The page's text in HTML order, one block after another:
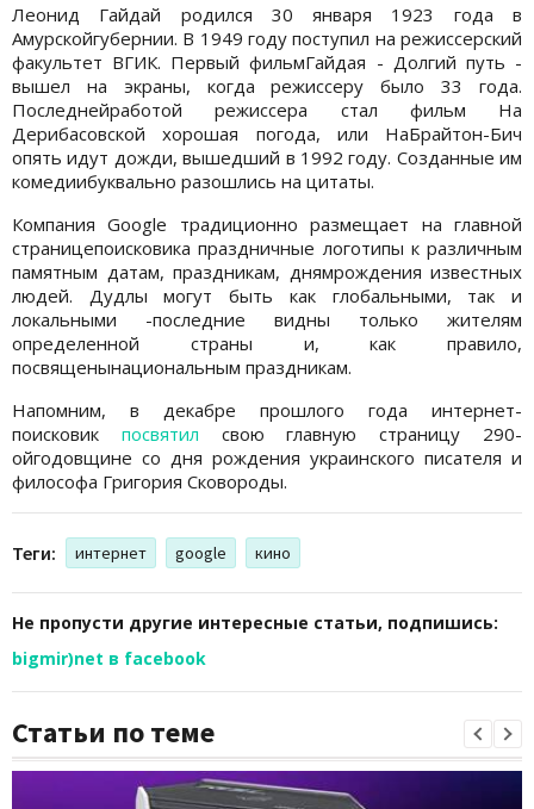
Леонид Гайдай родился 30 января 1923 года в
Амурскойгубернии. В 1949 году поступил на режиссерский
факультет ВГИК. Первый фильмГайдая - Долгий путь -
вышел на экраны, когда режиссеру было 33 года.
Последнейработой режиссера стал фильм На
Дерибасовской хорошая погода, или НаБрайтон-Бич
опять идут дожди, вышедший в 1992 году. Созданные им
комедиибуквально разошлись на цитаты.
Компания Google традиционно размещает на главной
страницепоисковика праздничные логотипы к различным
памятным датам, праздникам, днямрождения известных
людей. Дудлы могут быть как глобальными, так и
локальными -последние видны только жителям
определенной страны и, как правило,
посвященынациональным праздникам.
Напомним, в декабре прошлого года интернет-
поисковик посвятил свою главную страницу 290-
ойгодовщине со дня рождения украинского писателя и
философа Григория Сковороды.
Теги: интернет google кино
Не пропусти другие интересные статьи, подпишись:
bigmir)net в facebook
Статьи по теме